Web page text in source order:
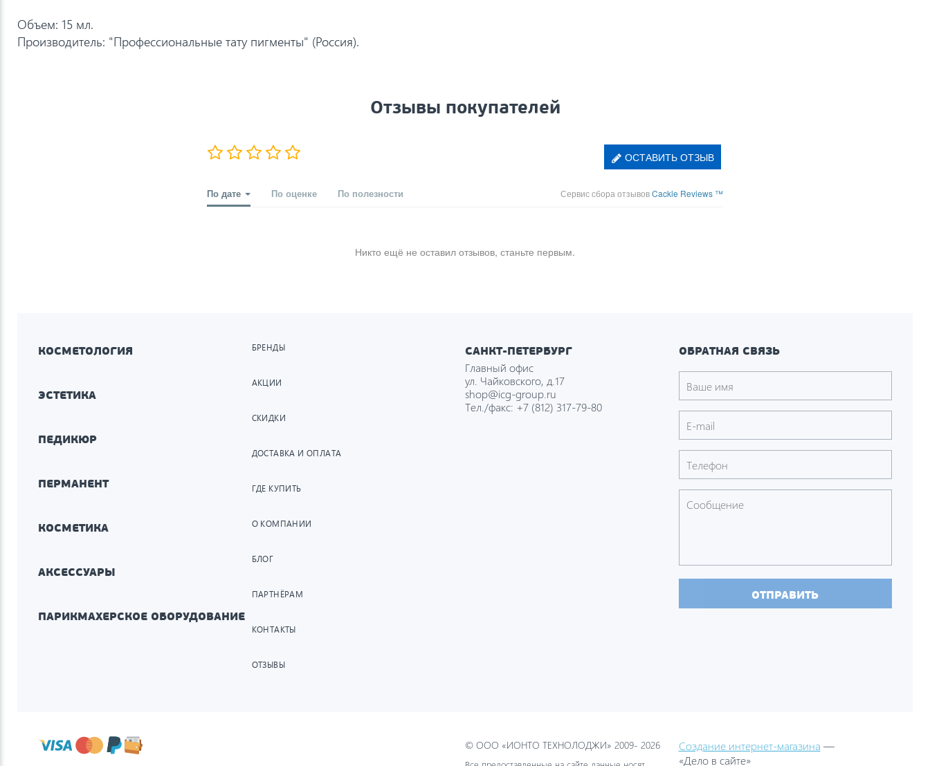
Объем: 15 мл.
Производитель: "Профессиональные тату пигменты" (Россия).
Отзывы покупателей
ОСТАВИТЬ ОТЗЫВ
По дате По оценке По полезности Сервис сбора отзывовCackle Reviews ™
Никто ещё не оставил отзывов, станьте первым.
КОСМЕТОЛОГИЯ
ЭСТЕТИКА
ПЕДИКЮР
ПЕРМАНЕНТ
КОСМЕТИКА
АКСЕССУАРЫ
ПАРИКМАХЕРСКОЕ ОБОРУДОВАНИЕ
БРЕНДЫ
АКЦИИ
СКИДКИ
ДОСТАВКА И ОПЛАТА
ГДЕ КУПИТЬ
О КОМПАНИИ
БЛОГ
ПАРТНЁРАМ
КОНТАКТЫ
ОТЗЫВЫ
САНКТ-ПЕТЕРБУРГ
Главный офис
ул. Чайковского, д.17
shop@icg-group.ru
Тел./факс: +7 (812) 317-79-80
ОБРАТНАЯ СВЯЗЬ
ОТПРАВИТЬ
© ООО «ИОНТО ТЕХНОЛОДЖИ» 2009- 2026 Создание интернет-магазина —
«Дело в сайте»